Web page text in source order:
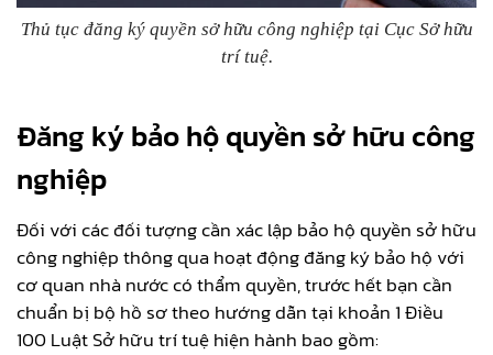
Thủ tục đăng ký quyền sở hữu công nghiệp tại Cục Sở hữu
trí tuệ.
Đăng ký bảo hộ quyền sở hữu công
nghiệp
Đối với các đối tượng cần xác lập bảo hộ quyền sở hữu
công nghiệp thông qua hoạt động đăng ký bảo hộ với
cơ quan nhà nước có thẩm quyền, trước hết bạn cần
chuẩn bị bộ hồ sơ theo hướng dẫn tại khoản 1 Điều
100 Luật Sở hữu trí tuệ hiện hành bao gồm: